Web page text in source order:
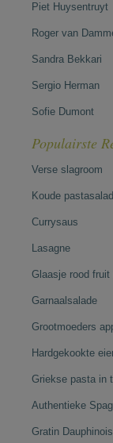
Piet Huysentruyt
Roger van
Sandra Bekkari
Sergio Herman
Sofie Dumont
Populairste
Verse slagroom
Koude
Currysaus
Lasagne
Glaasje rood
Garnaalsalade
Grootmoeders
Hardgekookte
Griekse pasta in
Authentieke
Gratin Dauphinois